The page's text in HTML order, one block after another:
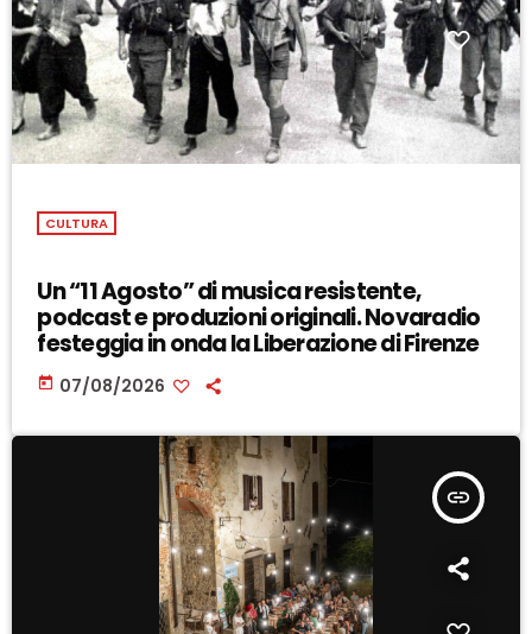
CULTURA
Un “11 Agosto” di musica resistente,
podcast e produzioni originali. Novaradio
festeggia in onda la Liberazione di Firenze
today 07/08/2026
insert_link